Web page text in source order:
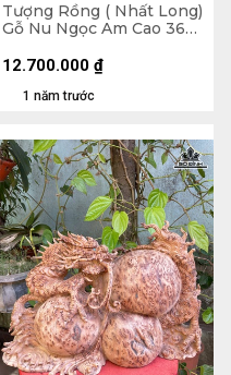
Tượng Rồng ( Nhất Long)
Gỗ Nu Ngọc Am Cao 36
1 năm trước
12.700.000 ₫